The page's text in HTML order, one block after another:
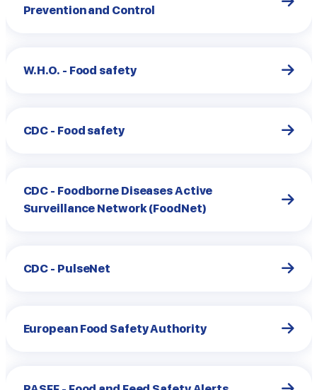
Prevention and Control
W.H.O. - Food safety
CDC - Food safety
CDC - Foodborne Diseases Active
Surveillance Network (FoodNet)
CDC - PulseNet
European Food Safety Authority